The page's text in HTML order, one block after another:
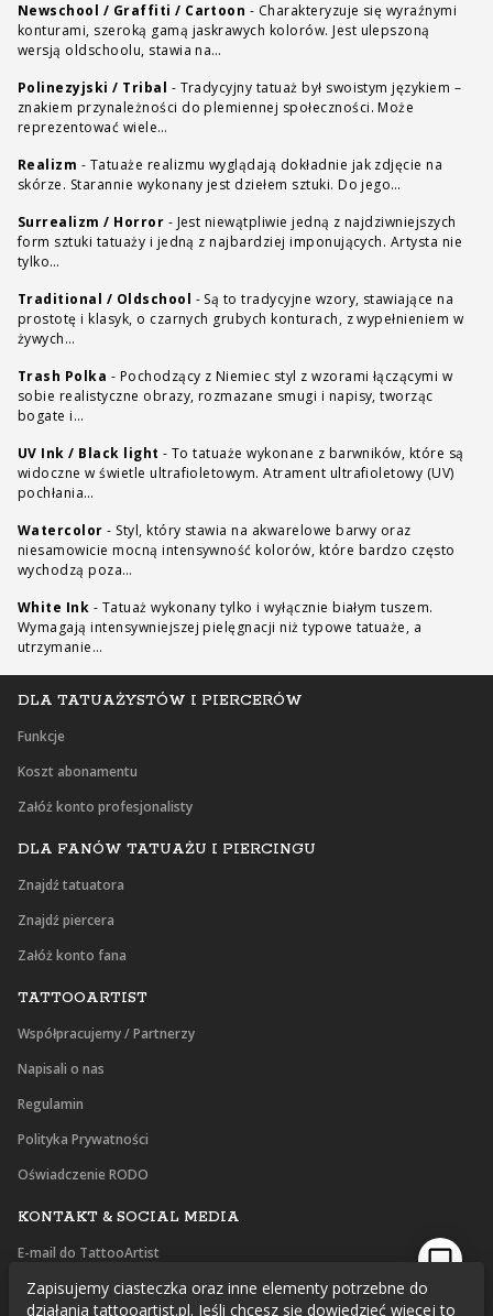
DLA TATUAŻYSTÓW I PIERCERÓW
Funkcje
Koszt abonamentu
Załóż konto profesjonalisty
DLA FANÓW TATUAŻU I PIERCINGU
Znajdź tatuatora
Znajdź piercera
Załóż konto fana
TATTOOARTIST
Współpracujemy / Partnerzy
Napisali o nas
Regulamin
Polityka Prywatności
Oświadczenie RODO
KONTAKT & SOCIAL MEDIA
E-mail do TattooArtist
Facebook
Newschool / Graffiti / Cartoon - Charakteryzuje się wyraźnymi
konturami, szeroką gamą jaskrawych kolorów. Jest ulepszoną
wersją oldschoolu, stawia na…
Polinezyjski / Tribal - Tradycyjny tatuaż był swoistym językiem –
znakiem przynależności do plemiennej społeczności. Może
reprezentować wiele…
Realizm - Tatuaże realizmu wyglądają dokładnie jak zdjęcie na
skórze. Starannie wykonany jest dziełem sztuki. Do jego…
Surrealizm / Horror - Jest niewątpliwie jedną z najdziwniejszych
form sztuki tatuaży i jedną z najbardziej imponujących. Artysta nie
tylko…
Traditional / Oldschool - Są to tradycyjne wzory, stawiające na
prostotę i klasyk, o czarnych grubych konturach, z wypełnieniem w
żywych…
Trash Polka - Pochodzący z Niemiec styl z wzorami łączącymi w
sobie realistyczne obrazy, rozmazane smugi i napisy, tworząc
bogate i…
UV Ink / Black light - To tatuaże wykonane z barwników, które są
widoczne w świetle ultrafioletowym. Atrament ultrafioletowy (UV)
pochłania…
Watercolor - Styl, który stawia na akwarelowe barwy oraz
niesamowicie mocną intensywność kolorów, które bardzo często
wychodzą poza…
White Ink - Tatuaż wykonany tylko i wyłącznie białym tuszem.
Wymagają intensywniejszej pielęgnacji niż typowe tatuaże, a
utrzymanie…
Zapisujemy ciasteczka oraz inne elementy potrzebne do
działania tattooartist.pl. Jeśli chcesz się dowiedzieć więcej to